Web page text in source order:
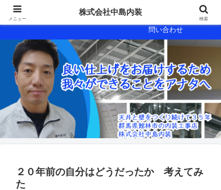
問い合わせ
２０年前の自分はどうだったか 考えてみ
た
メニュー
株式会社中島内装
検索